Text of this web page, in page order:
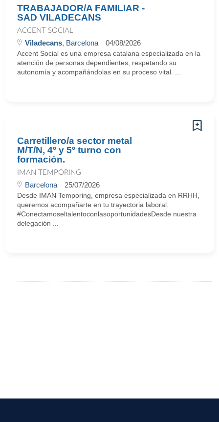
TRABAJADOR/A FAMILIAR -
SAD VILADECANS
ACCENT SOCIAL
Viladecans, Barcelona 04/08/2026
Accent Social es una empresa catalana especializada en la
atención de personas dependientes, respetando su
autonomía y acompañándolas en su proceso vital. ...
Carretillero/a sector metal
M/T/N, 4º y 5º turno con
formación.
IMAN TEMPORING
Barcelona 25/07/2026
Desde IMAN Temporing, empresa especializada en RRHH,
queremos acompañarte en tu trayectoria laboral.
#ConectamoseltalentoconlasoportunidadesDesde nuestra
delegación ...